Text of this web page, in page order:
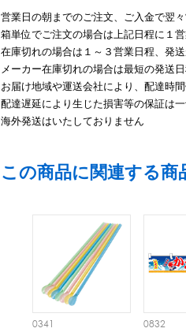
営業日の朝までのご注文、ご入金で翌
箱単位でご注文の場合は上記日程に１
在庫切れの場合は１～３営業日程、発
メーカー在庫切れの場合は最短の発送
お届け地域や運送会社により、配達時
配達遅延により生じた損害等の保証は
海外発送はいたしておりません
この商品に関連する商
0341 0832